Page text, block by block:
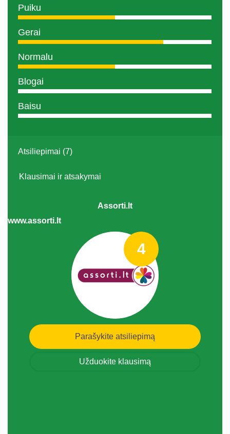
Puiku
Gerai
Normalu
Blogai
Baisu
Atsiliepimai (7)
Klausimai ir atsakymai
Assorti.lt
www.assorti.lt
4
Parašykite atsiliepimą
Užduokite klausimą